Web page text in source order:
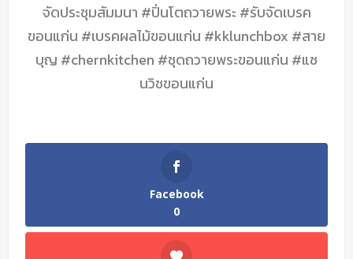
จัดประชุมสัมมนา #ปิ่นโตถวายพระ #รับจัดเบรค
ขอนแก่น #เบรคผลไม้ขอนแก่น #kklunchbox #สาย
บุญ #chernkitchen #ชุดถวายพระขอนแก่น #แซ
นวิชขอนแก่น
Facebook
0